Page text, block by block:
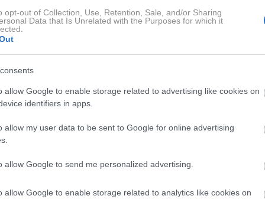
opt-out of Collection, Use, Retention, Sale, and/or Sharing
Data that Is Unrelated with the Purposes for which it
allow Google to enable storage related to advertising like cookies on
identifiers in apps.
allow my user data to be sent to Google for online advertising
allow Google to send me personalized advertising.
allow Google to enable storage related to analytics like cookies on
od 45 do 60 minut, a ne v 'kosu'. Namesto enega
Po mnenju strokovnjakov za fitnes lahko na ta
Zato je angažiranih več mišic, metabolizem je
se rahlo nagnite naprej, da zaščitite svoje mišice in
zelenega čaja, ki pomaga pri hujšanju. Spodbuja